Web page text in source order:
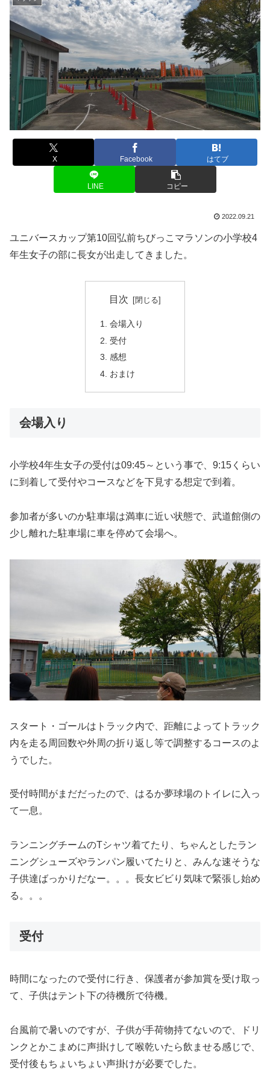
X Facebook はてブ
LINE コピー
2022.09.21
ユニバースカップ第10回弘前ちびっこマラソンの小学校4
年生女子の部に長女が出走してきました。
目次
会場入り
受付
感想
おまけ
会場入り
小学校4年生女子の受付は09:45～という事で、9:15くらい
に到着して受付やコースなどを下見する想定で到着。
参加者が多いのか駐車場は満車に近い状態で、武道館側の
少し離れた駐車場に車を停めて会場へ。
スタート・ゴールはトラック内で、距離によってトラック
内を走る周回数や外周の折り返し等で調整するコースのよ
うでした。
受付時間がまだだったので、はるか夢球場のトイレに入っ
て一息。
ランニングチームのTシャツ着てたり、ちゃんとしたラン
ニングシューズやランパン履いてたりと、みんな速そうな
子供達ばっかりだなー。。。長女ビビり気味で緊張し始め
る。。。
受付
時間になったので受付に行き、保護者が参加賞を受け取っ
て、子供はテント下の待機所で待機。
台風前で暑いのですが、子供が手荷物持てないので、ドリ
ンクとかこまめに声掛けして喉乾いたら飲ませる感じで、
受付後もちょいちょい声掛けが必要でした。